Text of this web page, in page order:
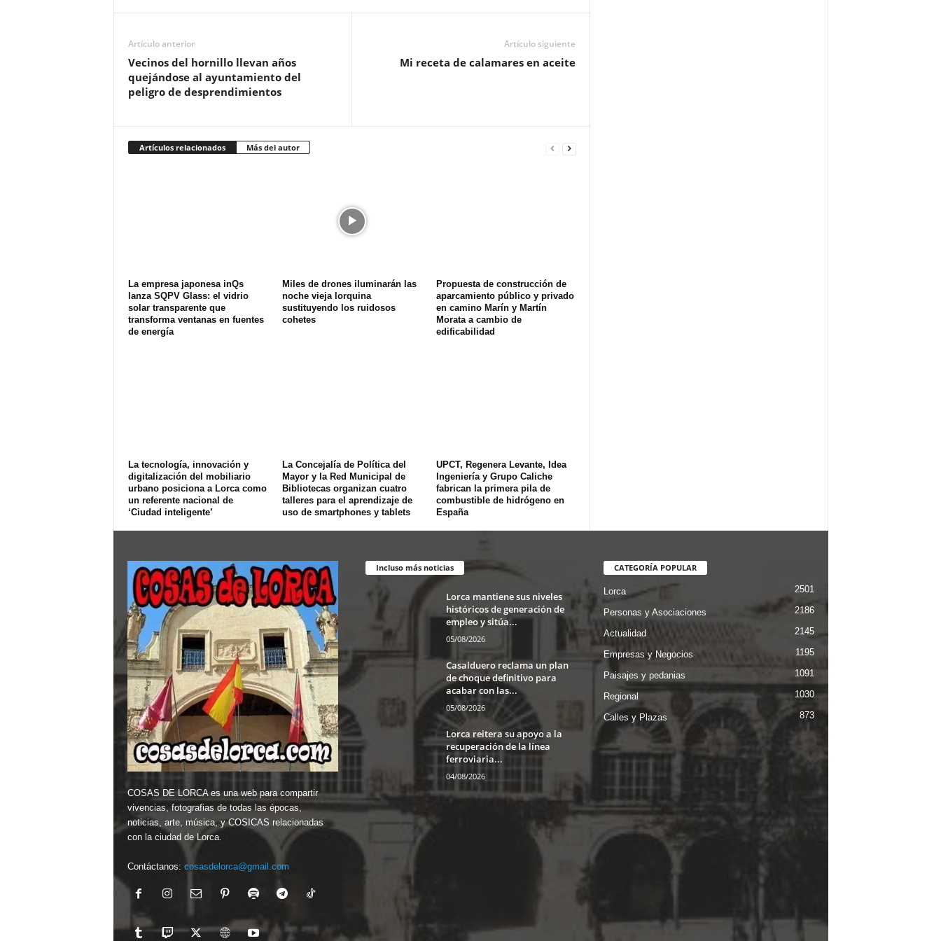
Artículo anterior
Vecinos del hornillo llevan años
quejándose al ayuntamiento del
peligro de desprendimientos
Artículo siguiente
Mi receta de calamares en aceite
Artículos relacionados Más del autor
La empresa japonesa inQs
lanza SQPV Glass: el vidrio
solar transparente que
transforma ventanas en fuentes
de energía
Miles de drones iluminarán las
noche vieja lorquina
sustituyendo los ruidosos
cohetes
Propuesta de construcción de
aparcamiento público y privado
en camino Marín y Martín
Morata a cambio de
edificabilidad
La tecnología, innovación y
digitalización del mobiliario
urbano posiciona a Lorca como
un referente nacional de
‘Ciudad inteligente’
La Concejalía de Política del
Mayor y la Red Municipal de
Bibliotecas organizan cuatro
talleres para el aprendizaje de
uso de smartphones y tablets
UPCT, Regenera Levante, Idea
Ingeniería y Grupo Caliche
fabrican la primera pila de
combustible de hidrógeno en
España
COSAS DE LORCA es una web para compartir
vivencias, fotografias de todas las épocas,
noticias, arte, música, y COSICAS relacionadas
con la ciudad de Lorca.
Contáctanos: cosasdelorca@gmail.com
Incluso más noticias
Lorca mantiene sus niveles
históricos de generación de
empleo y sitúa...
05/08/2026
Casalduero reclama un plan
de choque definitivo para
acabar con las...
05/08/2026
Lorca reitera su apoyo a la
recuperación de la línea
ferroviaria...
04/08/2026
CATEGORÍA POPULAR
Lorca 2501
Personas y Asociaciones 2186
Actualidad 2145
Empresas y Negocios 1195
Paisajes y pedanias 1091
Regional 1030
Calles y Plazas 873